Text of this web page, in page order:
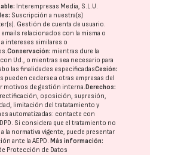
Interempresas Media, S.L.U.
Suscripción a nuestra(s)
Gestión de cuenta de usuario.
emails relacionados con la misma o
intereses similares o
Conservación: mientras dure la
Ud., o mientras sea necesario para
las finalidades especificadasCesión:
pueden cederse a otras empresas del
motivos de gestión interna. Derechos:
oposición, supresión,
limitación del tratatamiento y
automatizadas: contacte con
. Si considera que el tratamiento no
a la normativa vigente, puede presentar
ante laAEPD. Más información:
Protección de Datos